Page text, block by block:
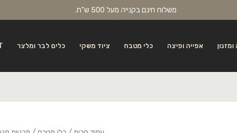
משלוח חינם בקנייה מעל 500 ש"ח.
אפייה ופיצה כלי מטבח ציוד משקי כלים לבר ומלצר